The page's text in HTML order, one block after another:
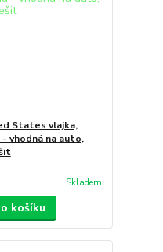
States vlajka,
vhodná na auto,
Skladem
košíku